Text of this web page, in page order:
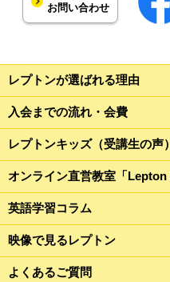
お問い合わせ
レプトンが選ばれる理由
入会までの流れ・会費
レプトンキッズ（受講生の声）
オンライン直営教室「Lepton
英語学習コラム
映像で見るレプトン
よくあるご質問